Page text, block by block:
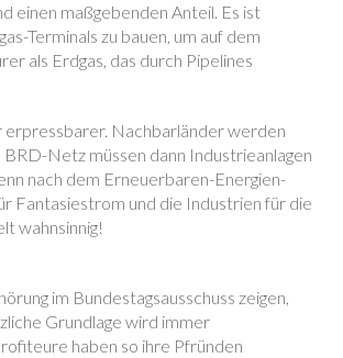
einen maßgebenden Anteil. Es ist
Terminals zu bauen, um auf dem
als Erdgas, das durch Pipelines
Nachbarländer werden
Netz müssen dann Industrieanlagen
nach dem Erneuerbaren-Energien-
Fantasiestrom und die Industrien für die
wahnsinnig!
im Bundestagsausschuss zeigen,
Grundlage wird immer
haben so ihre Pfründen